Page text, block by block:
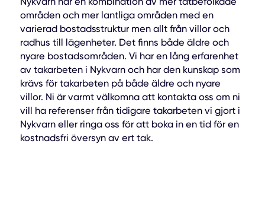
områden och mer lantliga områden med en
varierad bostadsstruktur men allt från villor och
radhus till lägenheter. Det finns både äldre och
nyare bostadsområden. Vi har en lång erfarenhet
av takarbeten i Nykvarn och har den kunskap som
krävs för takarbeten på både äldre och nyare
villor. Ni är varmt välkomna att kontakta oss om ni
vill ha referenser från tidigare takarbeten vi gjort i
Nykvarn eller ringa oss för att boka in en tid för en
kostnadsfri översyn av ert tak.